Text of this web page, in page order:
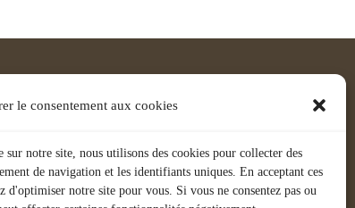
le consentement aux cookies
notre site, nous utilisons des cookies pour collecter des
de navigation et les identifiants uniques. En acceptant ces
d'optimiser notre site pour vous. Si vous ne consentez pas ou